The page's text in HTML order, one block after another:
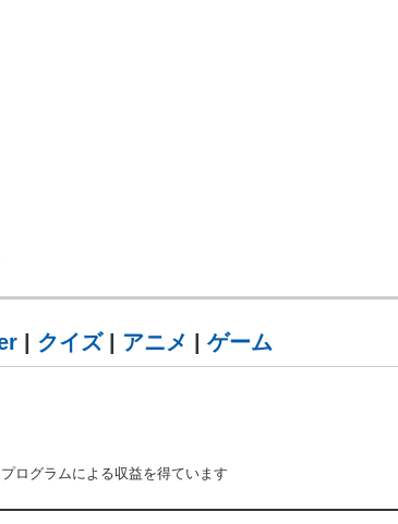
クイズ| アニメ ゲーム
ログラムによる収益を得ています